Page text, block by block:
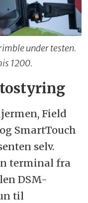
under testen.
1200.
Field
SmartTouch
selv.
terminal fra
DSM-
til